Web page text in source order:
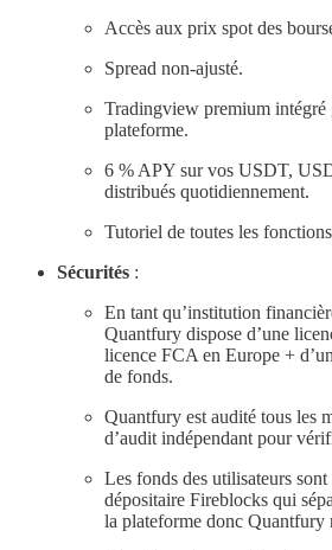
Accès aux prix spot des
Spread non-ajusté.
Tradingview premium intégré
plateforme.
6 % APY sur vos USDT,
distribués quotidiennement.
Tutoriel de toutes les
Sécurités :
En tant qu’institution
Quantfury dispose d’une
licence FCA en Europe +
de fonds.
Quantfury est audité tous les
d’audit indépendant pour
Les fonds des utilisateurs sont
dépositaire Fireblocks qui
la plateforme donc Quantfury